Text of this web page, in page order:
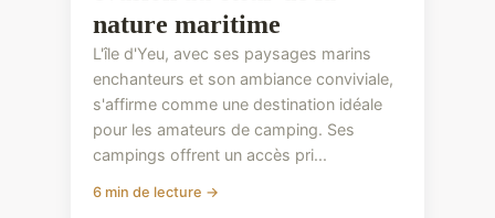
nature maritime
L'île d'Yeu, avec ses paysages marins
enchanteurs et son ambiance conviviale,
s'affirme comme une destination idéale
pour les amateurs de camping. Ses
campings offrent un accès pri...
6 min de lecture →